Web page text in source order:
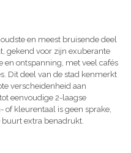
en meest bruisende deel
gekend voor zijn exuberante
en ontspanning, met veel cafés
Dit deel van de stad kenmerkt
verscheidenheid aan
eenvoudige 2-laagse
of kleurentaal is geen sprake,
extra benadrukt.